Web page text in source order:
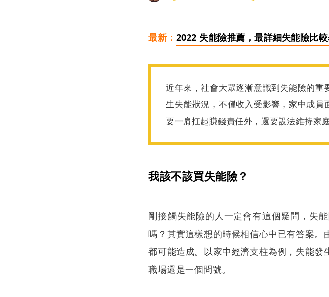
最新： 2022 失能險推薦，最詳細失能險比
近年來，社會大眾逐漸意識到失能險的
生失能狀況，不僅收入受影響，家中成員
要一肩扛起賺錢責任外，還要設法維持家
我該不該買失能險？
剛接觸失能險的人一定會有這個疑問，失
嗎？其實這樣想的時候相信心中已有答案。
都可能造成。以家中經濟支柱為例，失能
職場還是一個問號。